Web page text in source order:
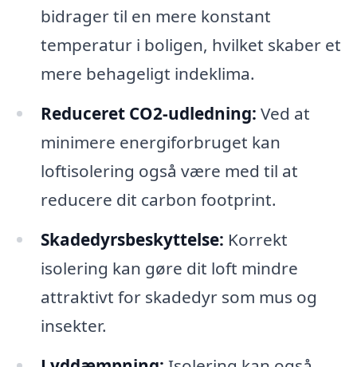
bidrager til en mere konstant
temperatur i boligen, hvilket skaber et
mere behageligt indeklima.
Reduceret CO2-udledning: Ved at
minimere energiforbruget kan
loftisolering også være med til at
reducere dit carbon footprint.
Skadedyrsbeskyttelse: Korrekt
isolering kan gøre dit loft mindre
attraktivt for skadedyr som mus og
insekter.